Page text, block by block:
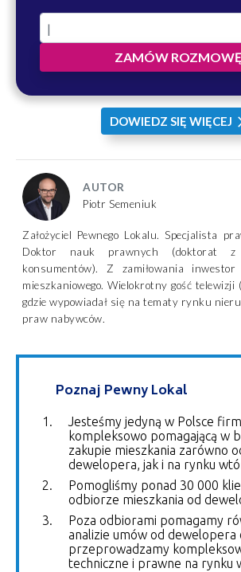
ZAMÓW ROZMOWĘ
DOWIEDZ SIĘ WIĘCEJ
AUTOR
Piotr Semeniuk
Założyciel Pewnego Lokalu. Specjalista
Doktor nauk prawnych (doktorat z
konsumentów). Z zamiłowania
mieszkaniowego. Wielokrotny gość telewizji
gdzie wypowiadał się na tematy rynku
praw nabywców.
Poznaj Pewny Lokal
Jesteśmy jedyną w Polsce
kompleksowo pomagającą w
zakupie mieszkania zarówno
dewelopera, jak i na rynku
Pomogliśmy ponad 30 000
odbiorze mieszkania od
Poza odbiorami pomagamy
analizie umów od dewelopera
przeprowadzamy
techniczne i prawne na rynku